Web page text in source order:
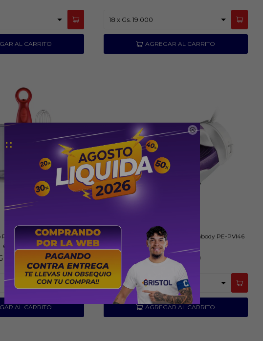

Peabody PE-LM322R Rojo
600W
Plancha Inalambrica a Vapor Peabody PE-PVI46
2400W
PYG 269.000